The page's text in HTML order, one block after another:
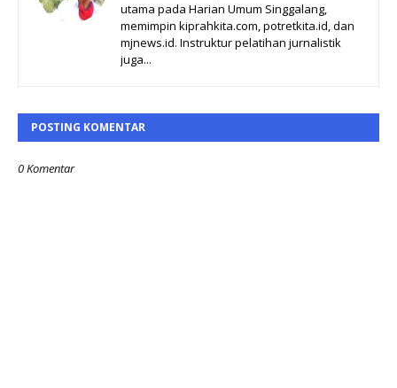
utama pada Harian Umum Singgalang,
memimpin kiprahkita.com, potretkita.id, dan
mjnews.id. Instruktur pelatihan jurnalistik
juga...
POSTING KOMENTAR
0 Komentar